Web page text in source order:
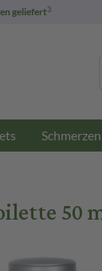
geliefert3
50